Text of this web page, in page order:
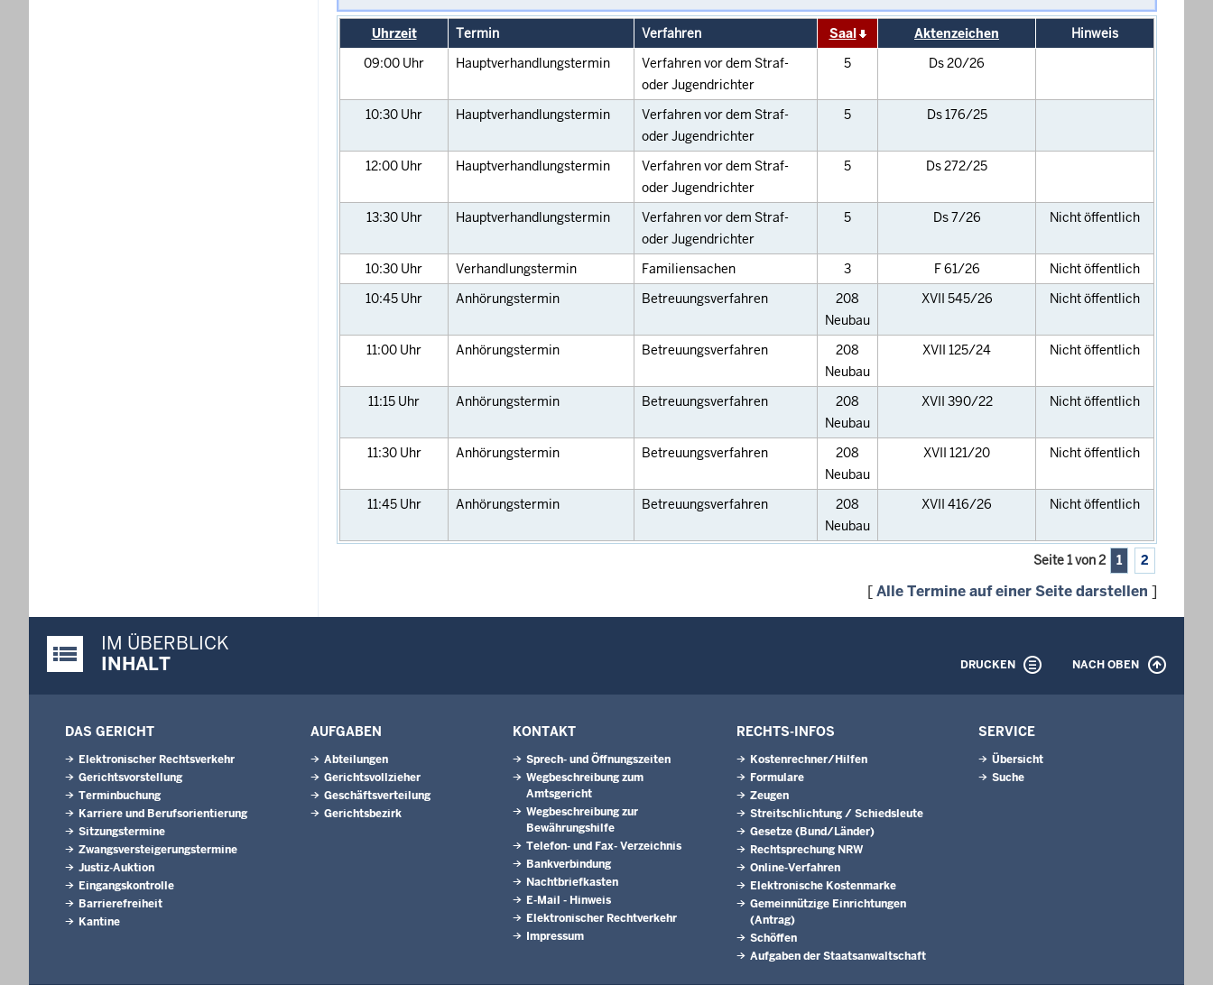
Uhrzeit Termin Verfahren Saal Aktenzeichen
Hinweis
09:00 Uhr Hauptverhandlungstermin
Verfahren vor dem Straf-
oder Jugendrichter
5 Ds 20/26
10:30 Uhr Hauptverhandlungstermin
Verfahren vor dem Straf-
oder Jugendrichter
5 Ds 176/25
12:00 Uhr Hauptverhandlungstermin
Verfahren vor dem Straf-
oder Jugendrichter
5 Ds 272/25
13:30 Uhr Hauptverhandlungstermin
Verfahren vor dem Straf-
oder Jugendrichter
5 Ds 7/26 Nicht öffentlich
10:30 Uhr Verhandlungstermin Familiensachen 3 F 61/26
Nicht öffentlich
10:45 Uhr Anhörungstermin Betreuungsverfahren
208
Neubau
XVII 545/26 Nicht öffentlich
11:00 Uhr Anhörungstermin Betreuungsverfahren
208
Neubau
XVII 125/24 Nicht öffentlich
11:15 Uhr Anhörungstermin Betreuungsverfahren
208
Neubau
XVII 390/22 Nicht öffentlich
11:30 Uhr Anhörungstermin Betreuungsverfahren
208
Neubau
XVII 121/20 Nicht öffentlich
11:45 Uhr Anhörungstermin Betreuungsverfahren
208
Neubau
XVII 416/26 Nicht öffentlich
Seite 1 von 2 1 2
[Alle Termine auf einer Seite darstellen ]
Justiz-Portal im Überblick:
IM ÜBERBLICK
INHALT
DRUCKEN NACH OBEN
DAS GERICHT
Elektronischer Rechtsverkehr
Gerichtsvorstellung
Terminbuchung
Karriere und Berufsorientierung
Sitzungstermine
Zwangsversteigerungstermine
Justiz-Auktion
Eingangskontrolle
Barrierefreiheit
Kantine
AUFGABEN
Abteilungen
Gerichtsvollzieher
Geschäftsverteilung
Gerichtsbezirk
KONTAKT
Sprech- und Öffnungszeiten
Wegbeschreibung zum
Amtsgericht
Wegbeschreibung zur
Bewährungshilfe
Telefon- und Fax- Verzeichnis
Bankverbindung
Nachtbriefkasten
E-Mail - Hinweis
Elektronischer Rechtverkehr
Impressum
RECHTS-INFOS
Kostenrechner/Hilfen
Formulare
Zeugen
Streitschlichtung / Schiedsleute
Gesetze (Bund/Länder)
Rechtsprechung NRW
Online-Verfahren
Elektronische Kostenmarke
Gemeinnützige Einrichtungen
(Antrag)
Schöffen
Aufgaben der Staatsanwaltschaft
SERVICE
Übersicht
Suche